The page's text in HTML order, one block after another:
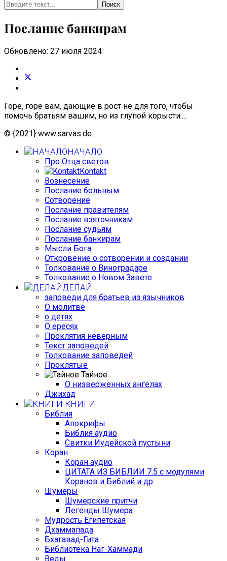
Поиск
Послание банкирам
Обновлено: 27 июля 2024
Горе, горе вам, дающие в рост не для того, чтобы
помочь братьям вашим, но из глупой корысти....
© {2021} www.sarvas.de.
НАЧАЛО
Про Отца светов
Kontakt
Вознесение
Послание больным
Сотворение
Послание правителям
Послание взяточникам
Послание судьям
Послание банкирам
Мысли Бога
Откровение о сотворении и создании
Толкование о Виноградаре
Толкование о Новом Завете
ДЕЛАЙ
заповеди для братьев из язычников
О молитве
о детях
О ересях
Проклятия неверным
Текст заповедей
Толкование заповедей
Проклятые
Тайное
О низверженных ангелах
Джихад
КНИГИ
Библия
Апокрифы
Библия аудио
Свитки Иудейской пустыни
Коран
Коран аудио
ЦИТАТА ИЗ БИБЛИИ 7.5 с модулями
Коранов и Библий и др.
Шумеры
Шумерские притчи
Легенды Шумера
Мудрость Египетская
Дхаммапада
Бхагавад-Гита
Библиотека Наг-Хаммади
Веды